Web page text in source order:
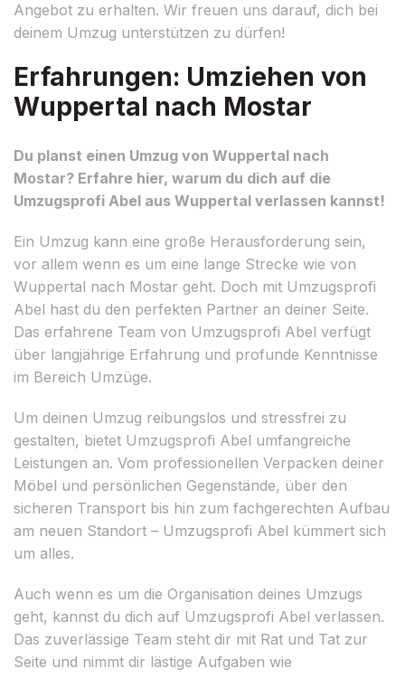
Angebot zu erhalten. Wir freuen uns darauf, dich bei
deinem Umzug unterstützen zu dürfen!
Erfahrungen: Umziehen von
Wuppertal nach Mostar
Du planst einen Umzug von Wuppertal nach
Mostar? Erfahre hier, warum du dich auf die
Umzugsprofi Abel aus Wuppertal verlassen kannst!
Ein Umzug kann eine große Herausforderung sein,
vor allem wenn es um eine lange Strecke wie von
Wuppertal nach Mostar geht. Doch mit Umzugsprofi
Abel hast du den perfekten Partner an deiner Seite.
Das erfahrene Team von Umzugsprofi Abel verfügt
über langjährige Erfahrung und profunde Kenntnisse
im Bereich Umzüge.
Um deinen Umzug reibungslos und stressfrei zu
gestalten, bietet Umzugsprofi Abel umfangreiche
Leistungen an. Vom professionellen Verpacken deiner
Möbel und persönlichen Gegenstände, über den
sicheren Transport bis hin zum fachgerechten Aufbau
am neuen Standort – Umzugsprofi Abel kümmert sich
um alles.
Auch wenn es um die Organisation deines Umzugs
geht, kannst du dich auf Umzugsprofi Abel verlassen.
Das zuverlässige Team steht dir mit Rat und Tat zur
Seite und nimmt dir lästige Aufgaben wie